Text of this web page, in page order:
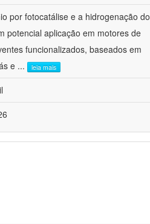
por fotocatálise e a hidrogenação do
potencial aplicação em motores de
funcionalizados, baseados em
e ... leia mais